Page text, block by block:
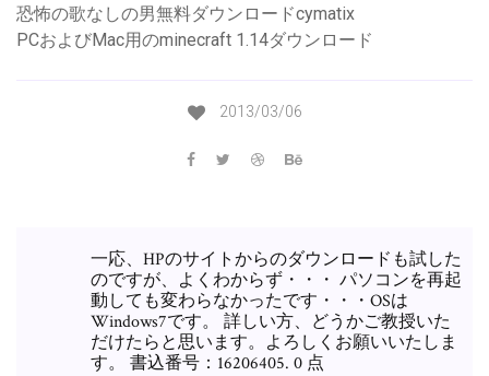
恐怖の歌なしの男無料ダウンロードcymatix
PCおよびMac用のminecraft 1.14ダウンロード
2013/03/06
一応、HPのサイトからのダウンロードも試した
のですが、よくわからず・・・ パソコンを再起
動しても変わらなかったです・・・OSは
Windows7です。 詳しい方、どうかご教授いた
だけたらと思います。よろしくお願いいたしま
す。 書込番号：16206405. 0 点